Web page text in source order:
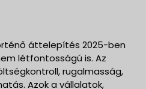
áttelepítés 2025-ben
létfontosságú is. Az
rugalmasság,
Azok a vállalatok,